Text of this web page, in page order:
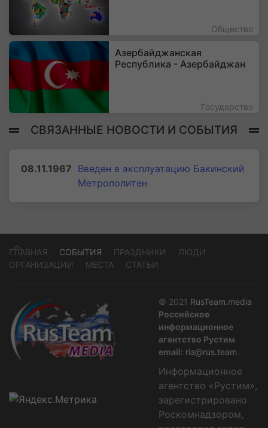
Общество
Азербайджанская
Республика - Азербайджан
Государство
СВЯЗАННЫЕ НОВОСТИ И СОБЫТИЯ
08.11.1967 Введен в эксплуатацию Бакинский
Метрополитен
ГЛАВНАЯ СОБЫТИЯ ПРАЗДНИКИ
ЛЮДИ
ОРГАНИЗАЦИИ
МЕСТА СТАТЬИ
© 2021 RusTeam.media
Российское
информационное
агентство Рустим
email: ria@rus.team.
Информационное
агентство «Рустим»,
зарегистрировано
Роскомнадзором,